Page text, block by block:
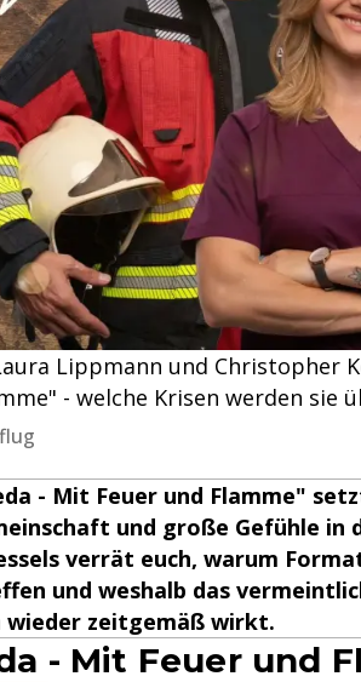
Lippmann und Christopher
- welche Krisen werden sie
- Mit Feuer und Flamme"
und große Gefühle in
verrät euch, warum
und weshalb das
wieder zeitgemäß wirkt.
- Mit Feuer und